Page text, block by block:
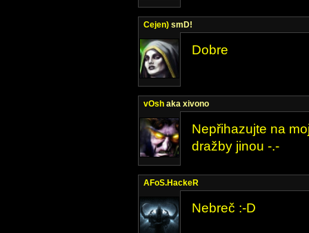
Cejen) smD!
Dobre
vOsh aka xivono
Nepřihazujte na
dražby jinou -.-
AFoS.HackeR
Nebreč :-D